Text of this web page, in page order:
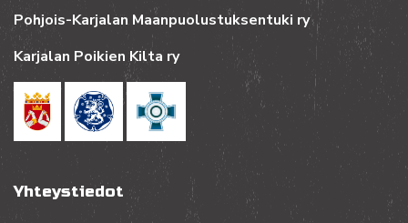
Pohjois-Karjalan Maanpuolustuksentuki ry
Karjalan Poikien Kilta ry
Yhteystiedot